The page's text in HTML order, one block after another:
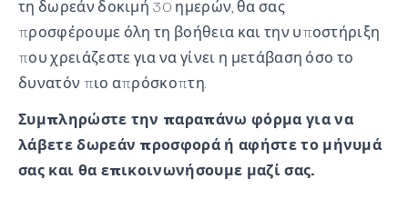
τη δωρεάν δοκιμή 30 ημερών, θα σας
προσφέρουμε όλη τη βοήθεια και την υποστήριξη
που χρειάζεστε για να γίνει η μετάβαση όσο το
δυνατόν πιο απρόσκοπτη.
Συμπληρώστε την παραπάνω φόρμα για να
λάβετε δωρεάν προσφορά ή αφήστε το μήνυμά
σας και θα επικοινωνήσουμε μαζί σας.